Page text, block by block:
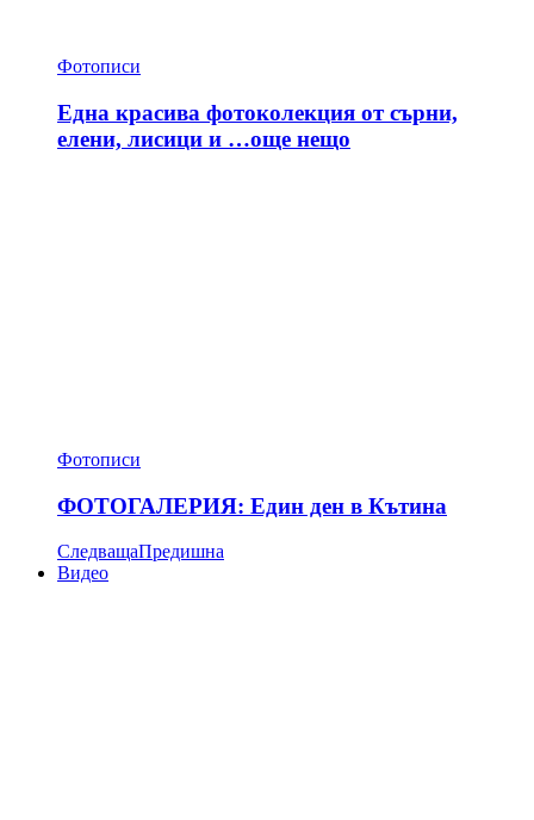
Фотописи
Една красива фотоколекция от сърни,
елени, лисици и …още нещо
Фотописи
ФОТОГАЛЕРИЯ: Един ден в Кътина
СледващаПредишна
Видео